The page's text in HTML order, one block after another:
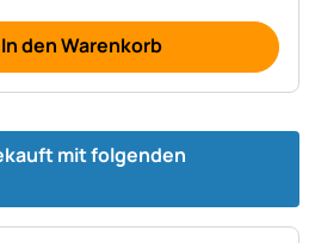
In den Warenkorb
mit folgenden